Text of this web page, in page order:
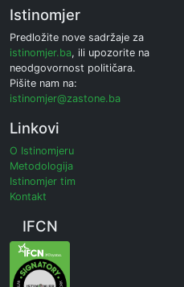
Istinomjer
Predložite nove sadržaje za
istinomjer.ba, ili upozorite na
neodgovornost političara.
Pišite nam na:
istinomjer@zastone.ba
Linkovi
O Istinomjeru
Metodologija
Istinomjer tim
Kontakt
IFCN